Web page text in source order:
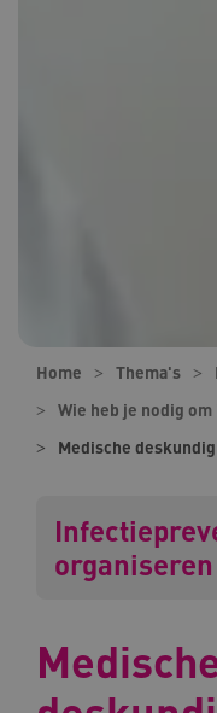
Home Thema's
Wie heb je nodig
Medische
organiseren